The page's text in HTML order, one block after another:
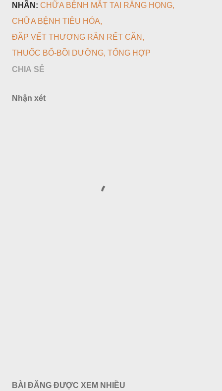
NHÃN: CHỮA BỆNH MẮT TAI RĂNG HỌNG
CHỮA BỆNH TIÊU HÓA
ĐẮP VẾT THƯƠNG RẮN RẾT CẮN
THUỐC BỔ-BỒI DƯỠNG TỔNG HỢP
CHIA SẺ
Nhận xét
BÀI ĐĂNG ĐƯỢC XEM NHIỀU